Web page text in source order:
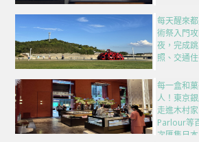
每天醒來
術祭入門
夜，完成
照、交通
每一盒和
人！東京
走進木村
Parlour等
次匯集日